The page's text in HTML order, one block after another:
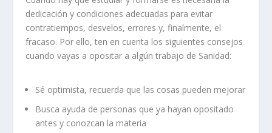
dedicación y condiciones adecuadas para evitar
contratiempos, desvelos, errores y, finalmente, el
fracaso. Por ello, ten en cuenta los siguientes consejos
cuando vayas a opositar a algún trabajo de Sanidad:
Sé optimista, recuerda que las cosas pueden mejorar
Busca ayuda de personas que ya hayan opositado
antes y conozcan la materia